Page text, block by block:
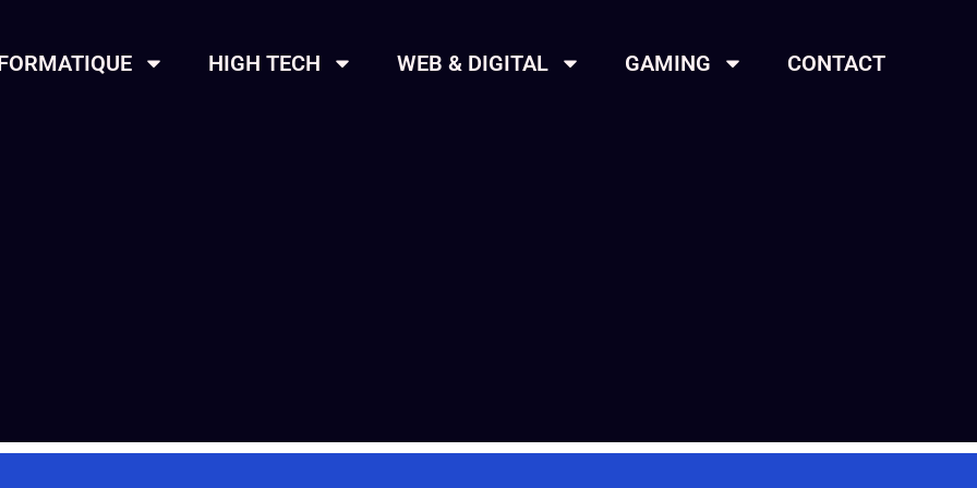
HIGH TECH WEB & DIGITAL GAMING CONTACT